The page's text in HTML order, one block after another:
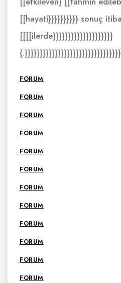
[[hayati}}}}}}}}}} sonuç
[[[[ilerde}}}}}}}}}}}}}}}}}}}}
FORUM
FORUM
FORUM
FORUM
FORUM
FORUM
FORUM
FORUM
FORUM
FORUM
FORUM
FORUM